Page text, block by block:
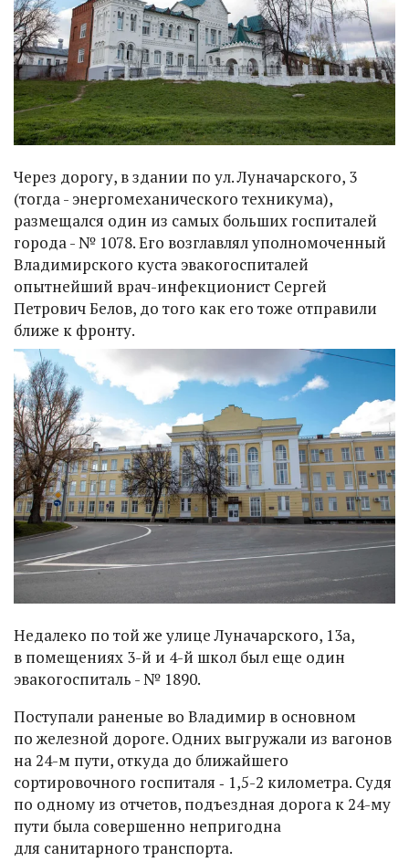
Через дорогу, в здании по ул. Луначарского, 3
(тогда - энергомеханического техникума),
размещался один из самых больших госпиталей
города - № 1078. Его возглавлял уполномоченный
Владимирского куста эвакогоспиталей
опытнейший врач-инфекционист Сергей
Петрович Белов, до того как его тоже отправили
ближе к фронту.
Недалеко по той же улице Луначарского, 13а,
в помещениях 3-й и 4-й школ был еще один
эвакогоспиталь - № 1890.
Поступали раненые во Владимир в основном
по железной дороге. Одних выгружали из вагонов
на 24-м пути, откуда до ближайшего
сортировочного госпиталя ‑ 1,5-2 километра. Судя
по одному из отчетов, подъездная дорога к 24-му
пути была совершенно непригодна
для санитарного транспорта.